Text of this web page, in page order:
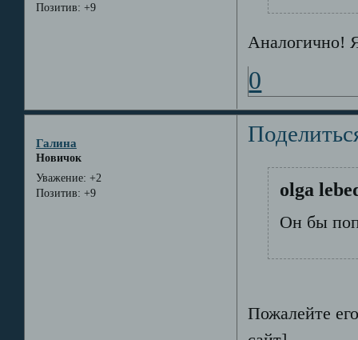
Позитив: +9
Аналогично!
0
Галина
Новичок
Уважение: +2
Позитив: +9 olga
Он бы
Пожалейте